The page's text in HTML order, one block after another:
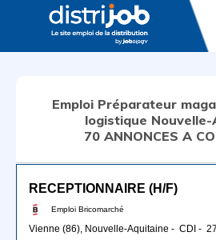
Emploi Préparateur
logistique
70 ANNONCES A
RECEPTIONNAIRE (H/F)
Emploi Bricomarché
Vienne (86), Nouvelle-Aquitaine - CDI -